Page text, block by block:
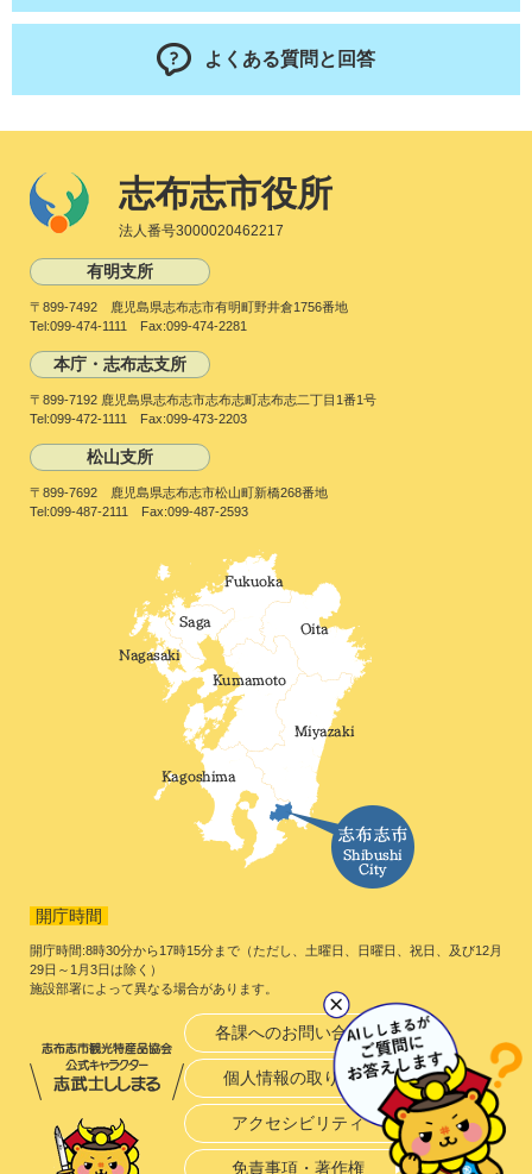
よくある質問と回答
志布志市役所
法人番号3000020462217
有明支所
〒899-7492 鹿児島県志布志市有明町野井倉1756番地
Tel:099-474-1111 Fax:099-474-2281
本庁・志布志支所
〒899-7192 鹿児島県志布志市志布志町志布志二丁目1番1号
Tel:099-472-1111 Fax:099-473-2203
松山支所
〒899-7692 鹿児島県志布志市松山町新橋268番地
Tel:099-487-2111 Fax:099-487-2593
開庁時間
開庁時間:8時30分から17時15分まで（ただし、土曜日、日曜日、祝日、及び12月
29日～1月3日は除く）
施設部署によって異なる場合があります。
各課へのお問い合わせ
個人情報の取り扱い
アクセシビリティ
免責事項・著作権